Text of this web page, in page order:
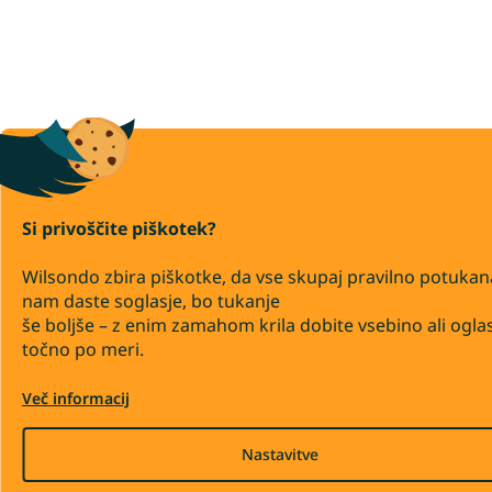
Si privoščite piškotek?
Wilsondo zbira piškotke, da vse skupaj pravilno
nam daste soglasje, bo tukanje
še boljše – z enim zamahom krila dobite vsebino ali
točno po meri.
Več informacij
Nastavitve